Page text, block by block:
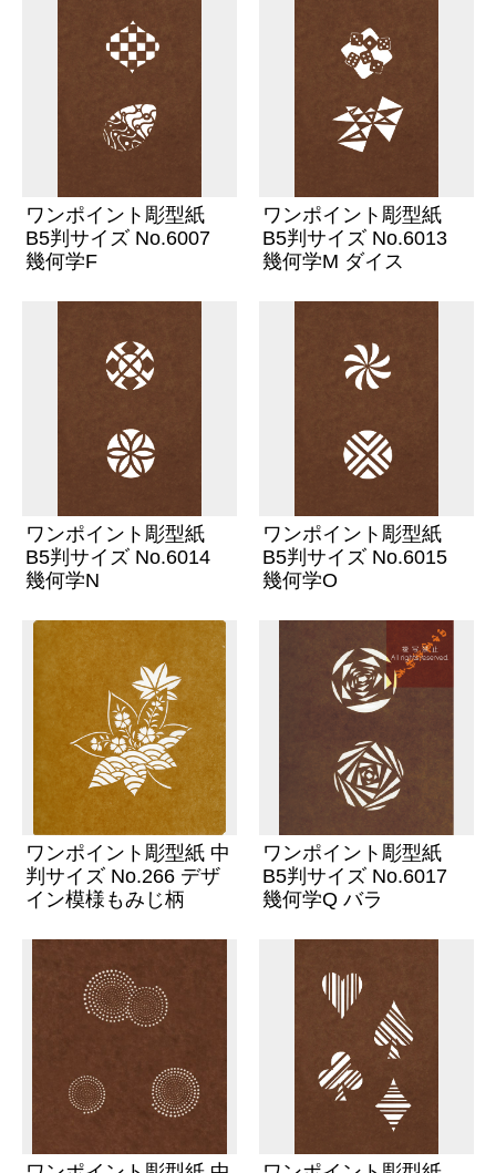
ワンポイント彫型紙
B5判サイズ No.6007
幾何学F
ワンポイント彫型紙
B5判サイズ No.6013
幾何学M ダイス
ワンポイント彫型紙
B5判サイズ No.6014
幾何学N
ワンポイント彫型紙
B5判サイズ No.6015
幾何学O
ワンポイント彫型紙 中
判サイズ No.266 デザ
イン模様もみじ柄
ワンポイント彫型紙
B5判サイズ No.6017
幾何学Q バラ